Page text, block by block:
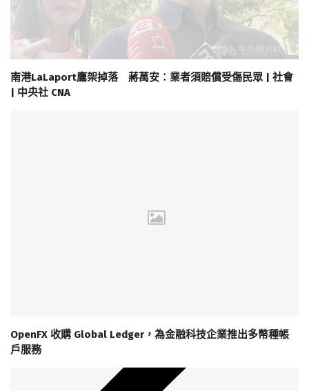
南港LaLaport鷹架掉落 蔣萬安：業者須賠償受傷民眾 | 社會
| 中央社 CNA
OpenFX 收購 Global Ledger，為金融科技企業推出多幣種帳
戶服務